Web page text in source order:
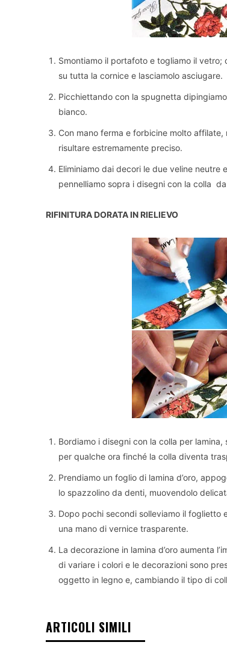
Smontiamo il portafoto e togliamo il
su tutta la cornice e lasciamolo asciugare.
Picchiettando con la spugnetta
bianco.
Con mano ferma e forbicine molto
risultare estremamente preciso.
Eliminiamo dai decori le due veline neutre
pennelliamo sopra i disegni con la colla
RIFINITURA DORATA IN RIELIEVO
Bordiamo i disegni con la colla per
per qualche ora finché la colla diventa
Prendiamo un foglio di lamina d’oro,
lo spazzolino da denti, muovendolo
Dopo pochi secondi solleviamo il
una mano di vernice trasparente.
La decorazione in lamina d’oro aumenta
di variare i colori e le decorazioni sono
oggetto in legno e, cambiando il tipo di
ARTICOLI SIMILI